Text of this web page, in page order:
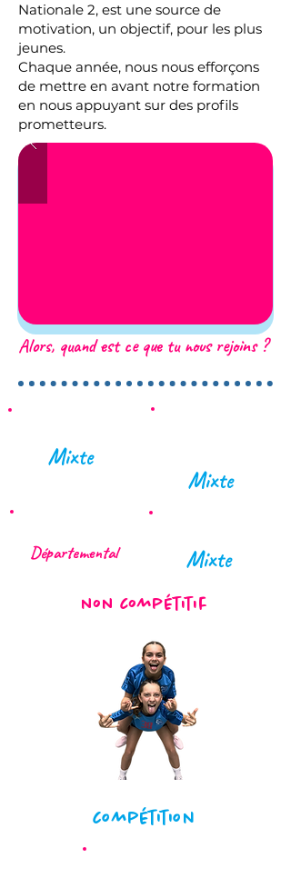
Nationale 2, est une source de
motivation, un objectif, pour les plus
jeunes.
Chaque année, nous nous efforçons
de mettre en avant notre formation
en nous appuyant sur des profils
prometteurs.
Alors, quand est ce que tu nous rejoins ?
Mixte
Mixte
Départemental Mixte
non compétitif
compétition